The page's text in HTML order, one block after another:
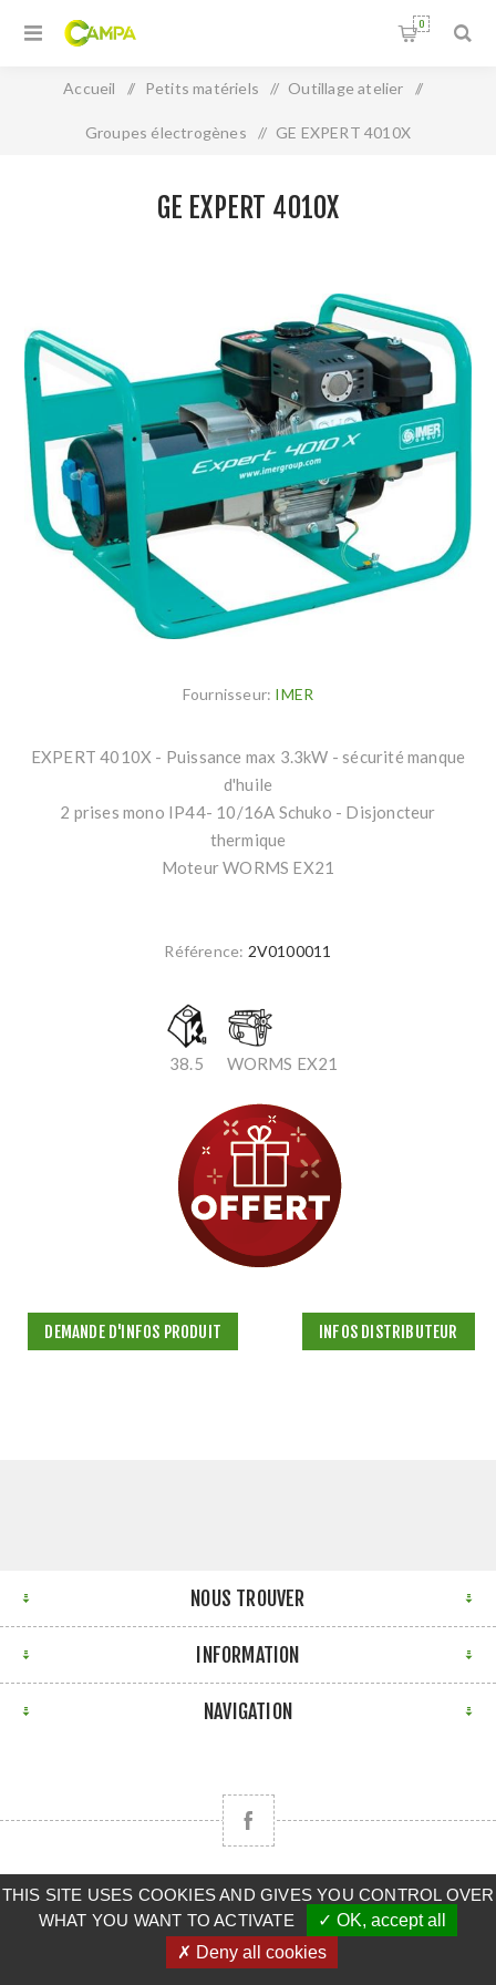
0
Accueil / Petits matériels / Outillage atelier /
Groupes électrogènes / GE EXPERT 4010X
GE EXPERT 4010X
Fournisseur: IMER
EXPERT 4010X - Puissance max 3.3kW - sécurité manque
d'huile
2 prises mono IP44- 10/16A Schuko - Disjoncteur
thermique
Moteur WORMS EX21
Référence: 2V0100011
38.5 WORMS EX21
DEMANDE D'INFOS PRODUIT INFOS DISTRIBUTEUR
NOUS TROUVER
INFORMATION
NAVIGATION
Copyright © 2026 CLAAS BRETAGNE SUD. Tous droits
réservés.
Powered by nopCommerce
THIS SITE USES COOKIES AND GIVES YOU CONTROL OVER
WHAT YOU WANT TO ACTIVATE
✓ OK, accept all
✗ Deny all cookies